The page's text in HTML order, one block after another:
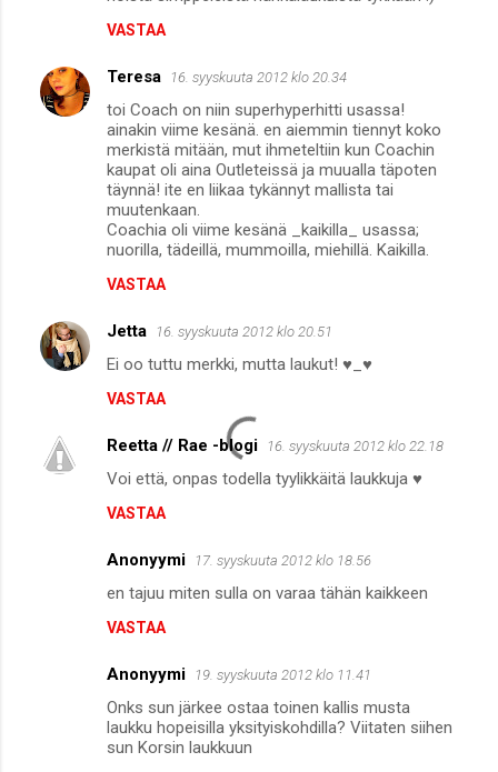
VASTAA
Teresa 16. syyskuuta 2012 klo 20.34
toi Coach on niin superhyperhitti usassa!
ainakin viime kesänä. en aiemmin tiennyt koko
merkistä mitään, mut ihmeteltiin kun Coachin
kaupat oli aina Outleteissä ja muualla täpoten
täynnä! ite en liikaa tykännyt mallista tai
muutenkaan.
Coachia oli viime kesänä _kaikilla_ usassa;
nuorilla, tädeillä, mummoilla, miehillä. Kaikilla.
VASTAA
Jetta 16. syyskuuta 2012 klo 20.51
Ei oo tuttu merkki, mutta laukut! ♥_♥
VASTAA
Reetta // Rae -blogi 16. syyskuuta 2012 klo 22.18
Voi että, onpas todella tyylikkäitä laukkuja ♥
VASTAA
Anonyymi 17. syyskuuta 2012 klo 18.56
en tajuu miten sulla on varaa tähän kaikkeen
VASTAA
Anonyymi 19. syyskuuta 2012 klo 11.41
Onks sun järkee ostaa toinen kallis musta
laukku hopeisilla yksityiskohdilla? Viitaten siihen
sun Korsin laukkuun